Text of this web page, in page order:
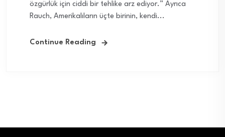
özgürlük için ciddi bir tehlike arz ediyor.” Ayrıca
Rauch, Amerikalıların üçte birinin, kendi...
Continue Reading